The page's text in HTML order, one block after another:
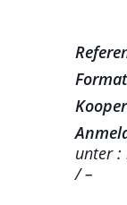
unter :
/ –